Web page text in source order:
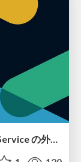
Service Connect 上のサービスに ECS Service の外側から到達できなかった話